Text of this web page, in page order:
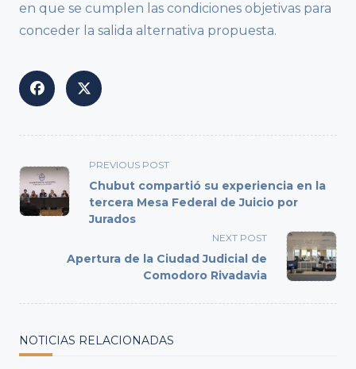
en que se cumplen las condiciones objetivas para
conceder la salida alternativa propuesta.
<span
class="nav-
subtitle
screen-
text">Page</span>
PREVIOUS POST
Chubut compartió su experiencia en la
tercera Mesa Federal de Juicio por
Jurados
NEXT POST
Apertura de la Ciudad Judicial de
Comodoro Rivadavia
NOTICIAS RELACIONADAS